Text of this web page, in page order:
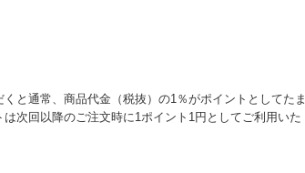
と通常、商品代金（税抜）の1％がポイントとしてたま
は次回以降のご注文時に1ポイント1円としてご利用いた